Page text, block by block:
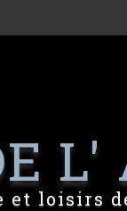
L'
et loisirs